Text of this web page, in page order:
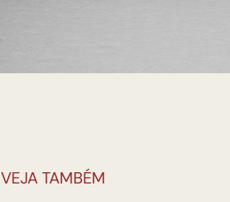
VEJA TAMBÉM